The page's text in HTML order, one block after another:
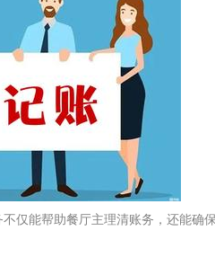
仅能帮助餐厅主理清账务，还能确